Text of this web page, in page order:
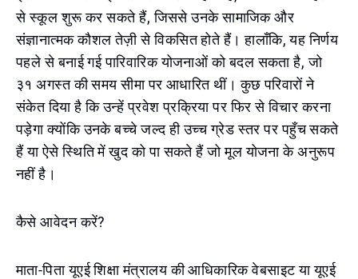
से स्कूल शुरू कर सकते हैं, जिससे उनके सामाजिक और
संज्ञानात्मक कौशल तेज़ी से विकसित होते हैं। हालाँकि, यह निर्णय
पहले से बनाई गई पारिवारिक योजनाओं को बदल सकता है, जो
३१ अगस्त की समय सीमा पर आधारित थीं। कुछ परिवारों ने
संकेत दिया है कि उन्हें प्रवेश प्रक्रिया पर फिर से विचार करना
पड़ेगा क्योंकि उनके बच्चे जल्द ही उच्च ग्रेड स्तर पर पहुँच सकते
हैं या ऐसे स्थिति में खुद को पा सकते हैं जो मूल योजना के अनुरूप
नहीं है।
कैसे आवेदन करें?
माता-पिता यूएई शिक्षा मंत्रालय की आधिकारिक वेबसाइट या यूएई